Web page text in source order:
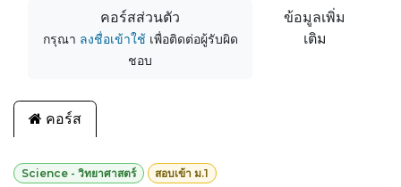
คอร์สส่วนตัว
กรุณา ลงชื่อเข้าใช้เพื่อติดต่อผู้รับผิด
ชอบ
ข้อมูลเพิ่ม
เติม
คอร์ส
Science - วิทยาศาสตร์ สอบเข้า ม.1